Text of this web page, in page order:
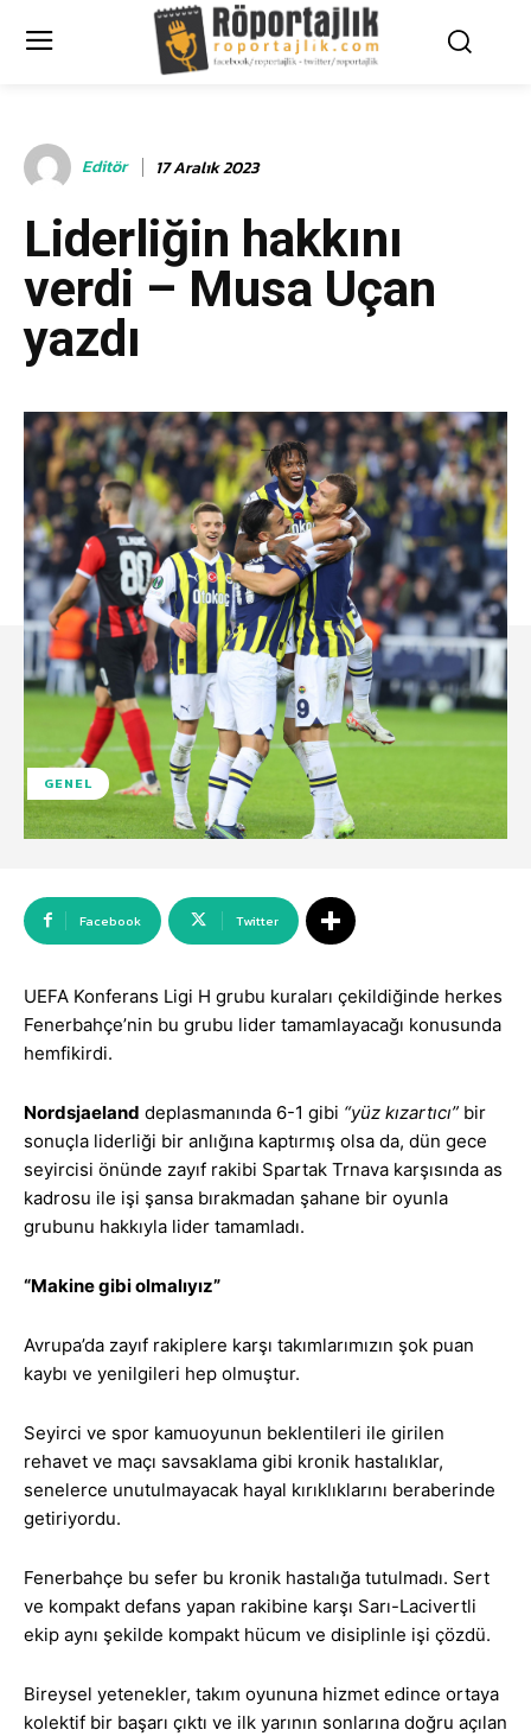
Editör 17 Aralık 2023
Liderliğin hakkını
verdi – Musa Uçan
yazdı
GENEL
Facebook Twitter
UEFA Konferans Ligi H grubu kuraları çekildiğinde herkes
Fenerbahçe’nin bu grubu lider tamamlayacağı konusunda
hemfikirdi.
Nordsjaeland deplasmanında 6-1 gibi “yüz kızartıcı” bir
sonuçla liderliği bir anlığına kaptırmış olsa da, dün gece
seyircisi önünde zayıf rakibi Spartak Trnava karşısında as
kadrosu ile işi şansa bırakmadan şahane bir oyunla
grubunu hakkıyla lider tamamladı.
“Makine gibi olmalıyız”
Avrupa’da zayıf rakiplere karşı takımlarımızın şok puan
kaybı ve yenilgileri hep olmuştur.
Seyirci ve spor kamuoyunun beklentileri ile girilen
rehavet ve maçı savsaklama gibi kronik hastalıklar,
senelerce unutulmayacak hayal kırıklıklarını beraberinde
getiriyordu.
Fenerbahçe bu sefer bu kronik hastalığa tutulmadı. Sert
ve kompakt defans yapan rakibine karşı Sarı-Lacivertli
ekip aynı şekilde kompakt hücum ve disiplinle işi çözdü.
Bireysel yetenekler, takım oyununa hizmet edince ortaya
kolektif bir başarı çıktı ve ilk yarının sonlarına doğru açılan